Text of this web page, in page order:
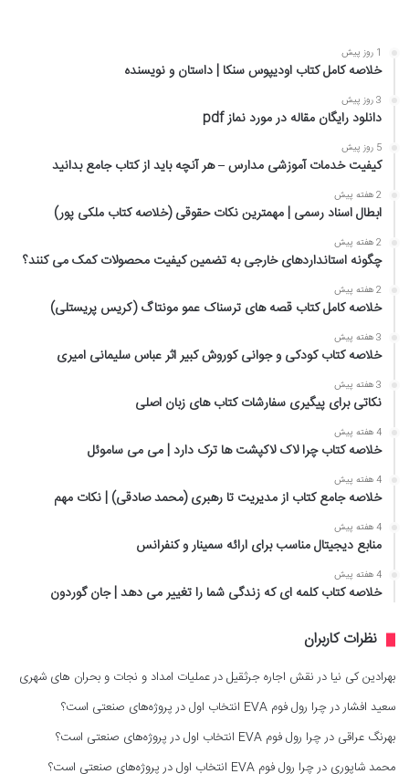
1 روز پیش
خلاصه کامل کتاب اودیپوس سنکا | داستان و نویسنده
3 روز پیش
دانلود رایگان مقاله در مورد نماز pdf
5 روز پیش
کیفیت خدمات آموزشی مدارس – هر آنچه باید از کتاب جامع بدانید
2 هفته پیش
ابطال اسناد رسمی | مهمترین نکات حقوقی (خلاصه کتاب ملکی پور)
2 هفته پیش
چگونه استانداردهای خارجی به تضمین کیفیت محصولات کمک می کنند؟
2 هفته پیش
خلاصه کامل کتاب قصه های ترسناک عمو مونتاگ (کریس پریستلی)
3 هفته پیش
خلاصه کتاب کودکی و جوانی کوروش کبیر اثر عباس سلیمانی امیری
3 هفته پیش
نکاتی برای پیگیری سفارشات کتاب های زبان اصلی
4 هفته پیش
خلاصه کتاب چرا لاک لاکپشت ها ترک دارد | می می ساموئل
4 هفته پیش
خلاصه جامع کتاب از مدیریت تا رهبری (محمد صادقی) | نکات مهم
4 هفته پیش
منابع دیجیتال مناسب برای ارائه سمینار و کنفرانس
4 هفته پیش
خلاصه کتاب کلمه ای که زندگی شما را تغییر می دهد | جان گوردون
نظرات کاربران
بهرادین کی نیا درنقش اجاره جرثقیل در عملیات امداد و نجات و بحران های شهری
سعید افشاردرچرا رول فوم EVA انتخاب اول در پروژه‌های صنعتی است؟
بهرنگ عراقی درچرا رول فوم EVA انتخاب اول در پروژه‌های صنعتی است؟
محمد شاپوری درچرا رول فوم EVA انتخاب اول در پروژه‌های صنعتی است؟